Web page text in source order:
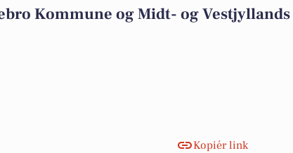
Kommune og Midt- og Vestjyllands
Kopiér link